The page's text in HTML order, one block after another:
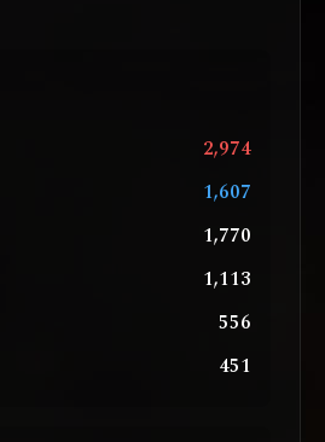
2,974
1,607
1,770
1,113
556
451